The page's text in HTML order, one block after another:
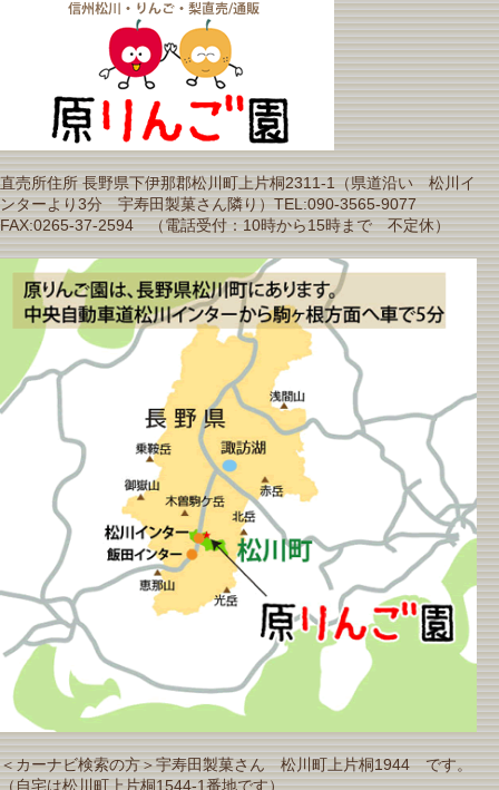
直売所住所 長野県下伊那郡松川町上片桐2311-1（県道沿い 松川イ
ンターより3分 宇寿田製菓さん隣り）TEL:090-3565-9077
FAX:0265-37-2594 （電話受付：10時から15時まで 不定休）
＜カーナビ検索の方＞宇寿田製菓さん 松川町上片桐1944 です。
（自宅は松川町上片桐1544-1番地です）